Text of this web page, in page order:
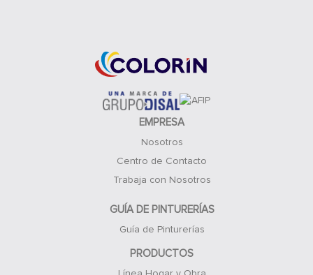
EMPRESA
Nosotros
Centro de Contacto
Trabaja con Nosotros
GUÍA DE PINTURERÍAS
Guía de Pinturerías
PRODUCTOS